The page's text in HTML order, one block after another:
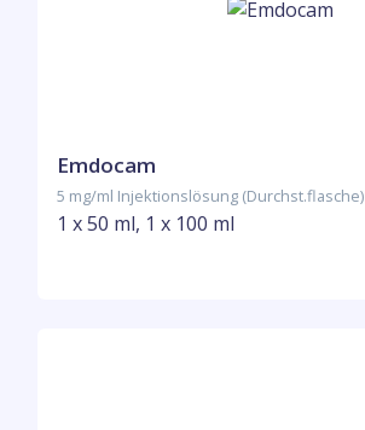
Emdocam
5 mg/ml Injektionslösung (Durchst.flasche)
1 x 50 ml, 1 x 100 ml